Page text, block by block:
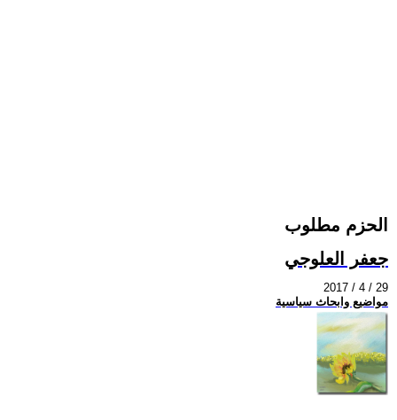
الحزم مطلوب
جعفر العلوجي
2017 / 4 / 29
مواضيع وابحاث سياسية